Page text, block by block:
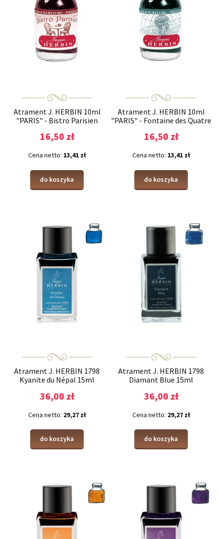
Atrament J. HERBIN 10ml
"PARIS" - Bistro Parisien
16,50 zł
Cena netto: 13,41 zł
do koszyka
Atrament J. HERBIN 10ml
"PARIS" - Fontaine des Quatre
16,50 zł
Cena netto: 13,41 zł
do koszyka
Atrament J. HERBIN 1798
Kyanite du Népal 15ml
36,00 zł
Cena netto: 29,27 zł
do koszyka
Atrament J. HERBIN 1798
Diamant Blue 15ml
36,00 zł
Cena netto: 29,27 zł
do koszyka